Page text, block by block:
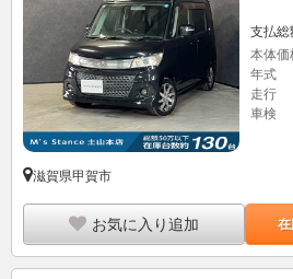
支払総
本体価
年式
走行
車検
滋賀県甲賀市
お気に入り追加